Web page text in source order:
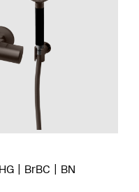
HG BrBC BN